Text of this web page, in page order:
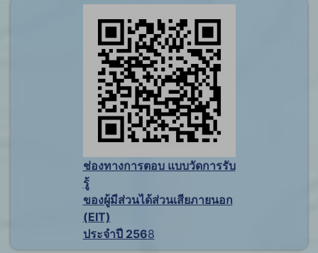
ช่องทางการตอบ แบบวัดการรับ
รู้
ของผู้มีส่วนได้ส่วนเสียภายนอก
(EIT)
ประจำปี 2568